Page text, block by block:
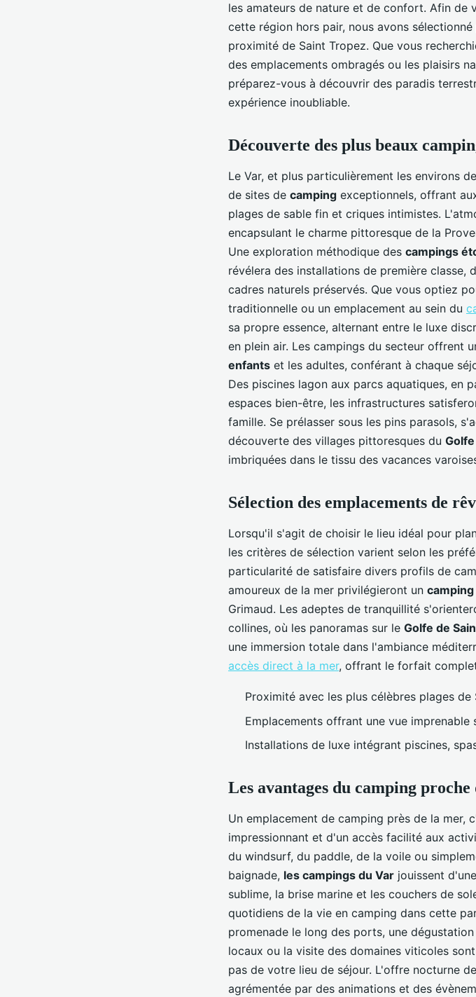
les amateurs de nature et de confort. Afin de
cette région hors pair, nous avons
proximité de Saint Tropez. Que vous
des emplacements ombragés ou les plaisirs
préparez-vous à découvrir des paradis
expérience inoubliable.
Découverte des plus beaux
Le Var, et plus particulièrement les environs de
de sites de camping exceptionnels, offrant
plages de sable fin et criques intimistes.
encapsulant le charme pittoresque de la
Une exploration méthodique des campings
révélera des installations de première classe,
cadres naturels préservés. Que vous optiez
traditionnelle ou un emplacement au sein du
sa propre essence, alternant entre le luxe
en plein air. Les campings du secteur offrent
enfants et les adultes, conférant à chaque
Des piscines lagon aux parcs aquatiques, en
espaces bien-être, les infrastructures
famille. Se prélasser sous les pins parasols,
découverte des villages pittoresques du
imbriquées dans le tissu des vacances
Sélection des emplacements de
Lorsqu'il s'agit de choisir le lieu idéal pour
les critères de sélection varient selon les
particularité de satisfaire divers profils de
amoureux de la mer privilégieront un
Grimaud. Les adeptes de tranquillité
collines, où les panoramas sur le Golfe de
une immersion totale dans l'ambiance
accès direct à la mer, offrant le forfait
Proximité avec les plus célèbres plages
Emplacements offrant une vue
Installations de luxe intégrant piscines,
Les avantages du camping
Un emplacement de camping près de la mer,
impressionnant et d'un accès facilité aux
du windsurf, du paddle, de la voile ou
baignade, les campings du Var jouissent
sublime, la brise marine et les couchers de
quotidiens de la vie en camping dans cette
promenade le long des ports, une
locaux ou la visite des domaines viticoles
pas de votre lieu de séjour. L'offre nocturne
agrémentée par des animations et des